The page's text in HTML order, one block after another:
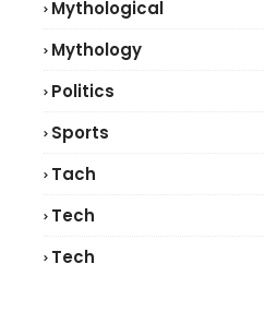
Mythological
Mythology
Politics
Sports
Tach
Tech
Tech